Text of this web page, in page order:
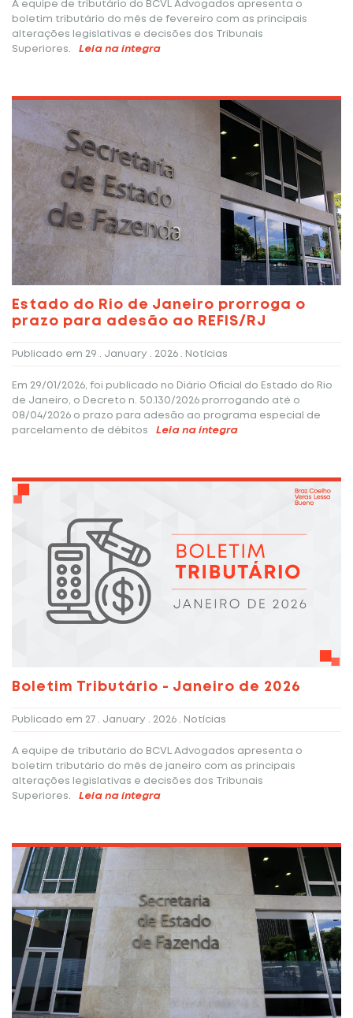
A equipe de tributário do BCVL Advogados apresenta o
boletim tributário do mês de fevereiro com as principais
alterações legislativas e decisões dos Tribunais
Superiores.
Leia na íntegra
Estado do Rio de Janeiro prorroga o
prazo para adesão ao REFIS/RJ
Publicado em 29 . January . 2026 . Notícias
Em 29/01/2026, foi publicado no Diário Oficial do Estado do Rio
de Janeiro, o Decreto n. 50.130/2026 prorrogando até o
08/04/2026 o prazo para adesão ao programa especial de
parcelamento de débitos
Leia na íntegra
Boletim Tributário - Janeiro de 2026
Publicado em 27 . January . 2026 . Notícias
A equipe de tributário do BCVL Advogados apresenta o
boletim tributário do mês de janeiro com as principais
alterações legislativas e decisões dos Tribunais
Superiores.
Leia na íntegra